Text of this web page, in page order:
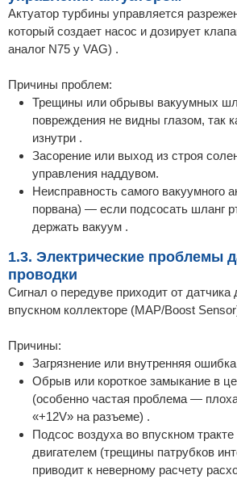
Актуатор турбины управляется
который создает насос и дозирует
аналог N75 у VAG) .
Причины проблем:
Трещины или обрывы вакуумных
повреждения не видны глазом, так
изнутри .
Засорение или выход из строя
управления наддувом.
Неисправность самого вакуумного
порвана) — если подсосать шланг
держать вакуум .
1.3. Электрические проблемы
проводки
Сигнал о передуве приходит от датчика
впускном коллекторе (MAP/Boost
Причины:
Загрязнение или внутренняя
Обрыв или короткое замыкание в
(особенно частая проблема —
«+12V» на разъеме) .
Подсос воздуха во впускном
двигателем (трещины патрубков
приводит к неверному расчету